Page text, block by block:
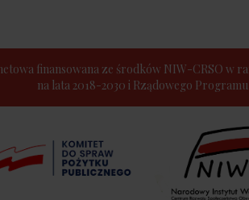
finansowana ze środków NIW-CRSO w
na lata 2018-2030 i Rządowego